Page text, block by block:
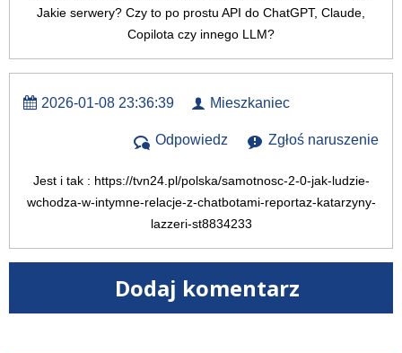
Jakie serwery? Czy to po prostu API do ChatGPT, Claude,
Copilota czy innego LLM?
2026-01-08 23:36:39 Mieszkaniec
Odpowiedz Zgłoś naruszenie
Jest i tak : https://tvn24.pl/polska/samotnosc-2-0-jak-ludzie-
wchodza-w-intymne-relacje-z-chatbotami-reportaz-katarzyny-
lazzeri-st8834233
Dodaj komentarz